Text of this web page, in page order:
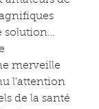
solution…
merveille
l'attention
de la santé